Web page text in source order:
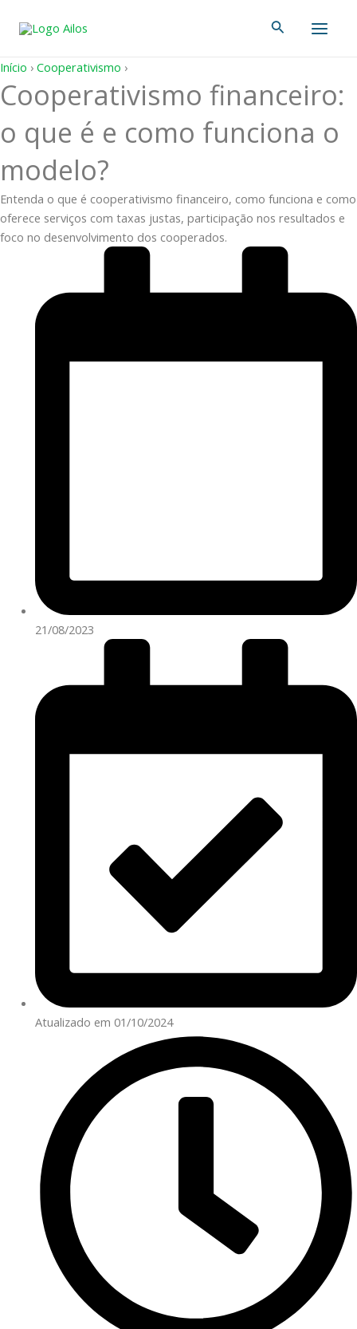
para
conteúdo
Pesquisar
Início › Cooperativismo ›
Cooperativismo financeiro:
o que é e como funciona o
modelo?
Entenda o que é cooperativismo financeiro, como funciona e como
oferece serviços com taxas justas, participação nos resultados e
foco no desenvolvimento dos cooperados.
21/08/2023
Atualizado em 01/10/2024